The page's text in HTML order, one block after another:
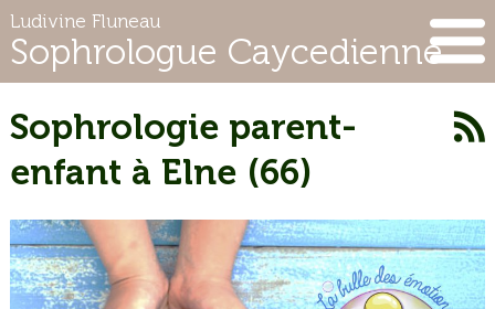
Ludivine Fluneau
Sophrologue Caycedienne
Sophrologie parent-
enfant à Elne (66)